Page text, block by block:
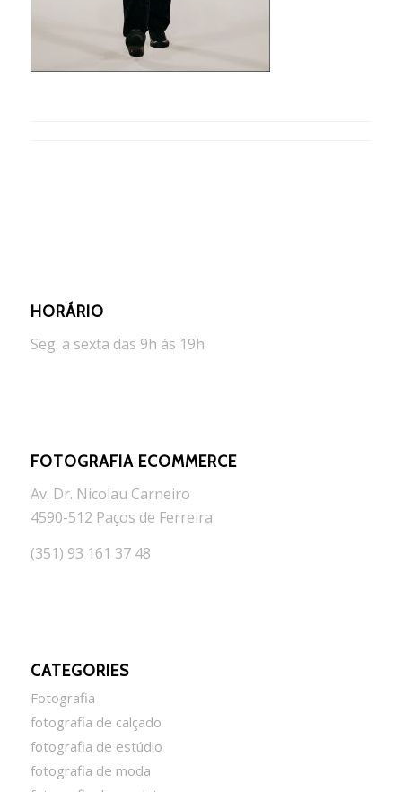
HORÁRIO
Seg. a sexta das 9h ás 19h
FOTOGRAFIA ECOMMERCE
Av. Dr. Nicolau Carneiro
4590-512 Paços de Ferreira
(351) 93 161 37 48
CATEGORIES
Fotografia
fotografia de calçado
fotografia de estúdio
fotografia de moda